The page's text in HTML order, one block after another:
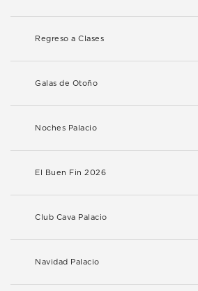
Regreso a Clases
Galas de Otoño
Noches Palacio
El Buen Fin 2026
Club Cava Palacio
Navidad Palacio